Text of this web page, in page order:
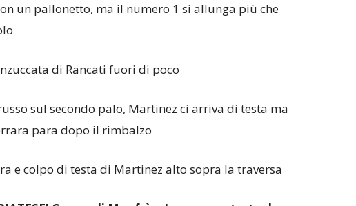
un pallonetto, ma il numero 1 si allunga più che
di Rancati fuori di poco
sul secondo palo, Martinez ci arriva di testa ma
para dopo il rimbalzo
e colpo di testa di Martinez alto sopra la traversa